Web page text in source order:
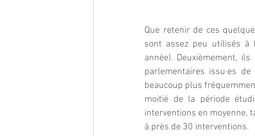
Que retenir de ces
sont assez peu utilisés à
année). Deuxièmement,
parlementaires issu·es
beaucoup plus
moitié de la période
interventions en moyenne,
à près de 30 interventions.